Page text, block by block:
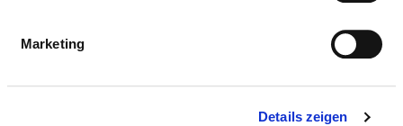
Marketing
Details zeigen
PFLEGERISCHE FACHEXPERTISE